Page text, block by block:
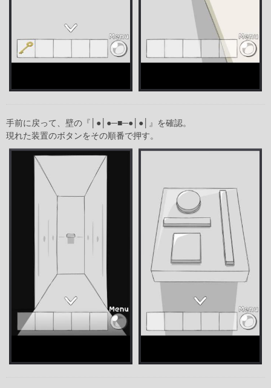
手前に戻って、壁の『│●│●─■─●│●│』を確認。
現れた装置のボタンをその順番で押す。